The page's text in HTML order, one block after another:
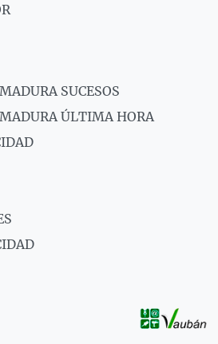
SUCESOS
ÚLTIMA HORA